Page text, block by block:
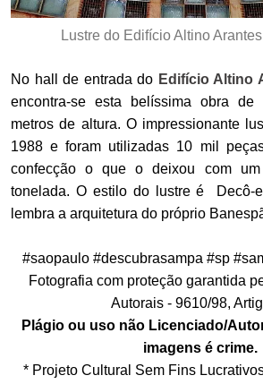
Lustre do Edifício Altino
No hall de entrada do Edifício Altino
encontra-se esta belíssima obra de
metros de altura. O impressionante
1988 e foram utilizadas 10 mil
confecção o que o deixou com
tonelada. O estilo do lustre é Decô-
lembra a arquitetura do próprio
#saopaulo #descubrasampa #sp
Fotografia com proteção garantida
Autorais - 9610/98,
Plágio ou uso não Licenciado/
imagens é crime.
* Projeto Cultural Sem Fins